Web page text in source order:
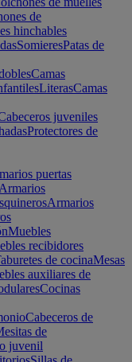
de
hinchables
SomieresPatas de
Camas
LiterasCamas
juveniles
Protectores de
puertas
Armarios
Armarios
Muebles
recibidores
de cocinaMesas
auxiliares de
Cocinas
Cabeceros de
de
juvenil